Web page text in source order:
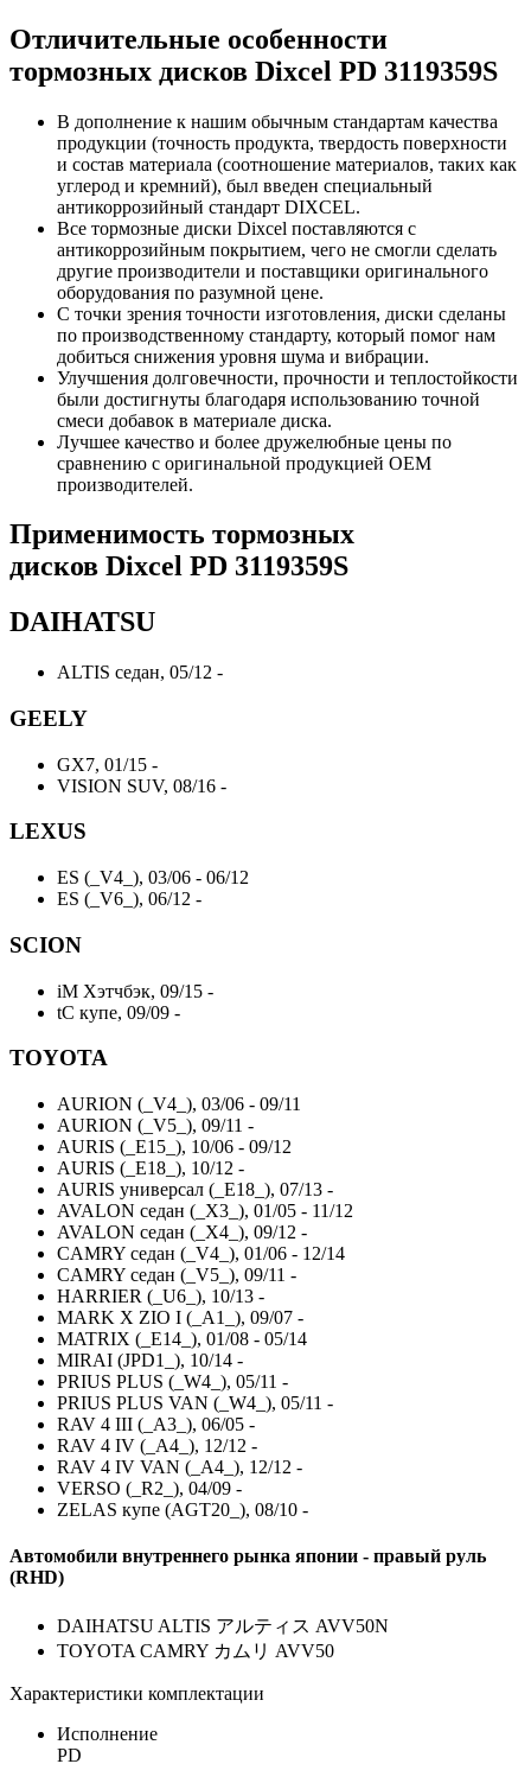
Отличительные особенности
тормозных дисков Dixcel PD 3119359S
В дополнение к нашим обычным стандартам качества
продукции (точность продукта, твердость поверхности
и состав материала (соотношение материалов, таких как
углерод и кремний), был введен специальный
антикоррозийный стандарт DIXCEL.
Все тормозные диски Dixcel поставляются с
антикоррозийным покрытием, чего не смогли сделать
другие производители и поставщики оригинального
оборудования по разумной цене.
С точки зрения точности изготовления, диски сделаны
по производственному стандарту, который помог нам
добиться снижения уровня шума и вибрации.
Улучшения долговечности, прочности и теплостойкости
были достигнуты благодаря использованию точной
смеси добавок в материале диска.
Лучшее качество и более дружелюбные цены по
сравнению c оригинальной продукцией OEM
производителей.
Применимость тормозных
дисков Dixcel PD 3119359S
DAIHATSU
ALTIS седан, 05/12 -
GEELY
GX7, 01/15 -
VISION SUV, 08/16 -
LEXUS
ES (_V4_), 03/06 - 06/12
ES (_V6_), 06/12 -
SCION
iM Хэтчбэк, 09/15 -
tC купе, 09/09 -
TOYOTA
AURION (_V4_), 03/06 - 09/11
AURION (_V5_), 09/11 -
AURIS (_E15_), 10/06 - 09/12
AURIS (_E18_), 10/12 -
AURIS универсал (_E18_), 07/13 -
AVALON седан (_X3_), 01/05 - 11/12
AVALON седан (_X4_), 09/12 -
CAMRY седан (_V4_), 01/06 - 12/14
CAMRY седан (_V5_), 09/11 -
HARRIER (_U6_), 10/13 -
MARK X ZIO I (_A1_), 09/07 -
MATRIX (_E14_), 01/08 - 05/14
MIRAI (JPD1_), 10/14 -
PRIUS PLUS (_W4_), 05/11 -
PRIUS PLUS VAN (_W4_), 05/11 -
RAV 4 III (_A3_), 06/05 -
RAV 4 IV (_A4_), 12/12 -
RAV 4 IV VAN (_A4_), 12/12 -
VERSO (_R2_), 04/09 -
ZELAS купе (AGT20_), 08/10 -
Автомобили внутреннего рынка японии - правый руль
(RHD)
DAIHATSU ALTIS アルティス AVV50N
TOYOTA CAMRY カムリ AVV50
Характеристики комплектации
Исполнение
PD